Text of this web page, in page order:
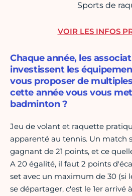
Sports de
Chaque année, les
investissent les
vous proposer de
cette année vous vous
badminton ?
Jeu de volant et raquette
apparenté au tennis. Un match
gagnant de 21 points, et ce
A 20 égalité, il faut 2 points
set avec un maximum de 30 (si
se départager, c'est le 1er arrivé
VOIR LES INFOS